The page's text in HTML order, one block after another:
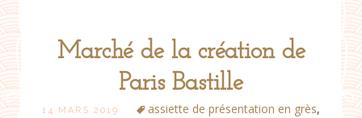
Marché de la création de
Paris Bastille
14 MARS 2019 assiette de présentation en grès,